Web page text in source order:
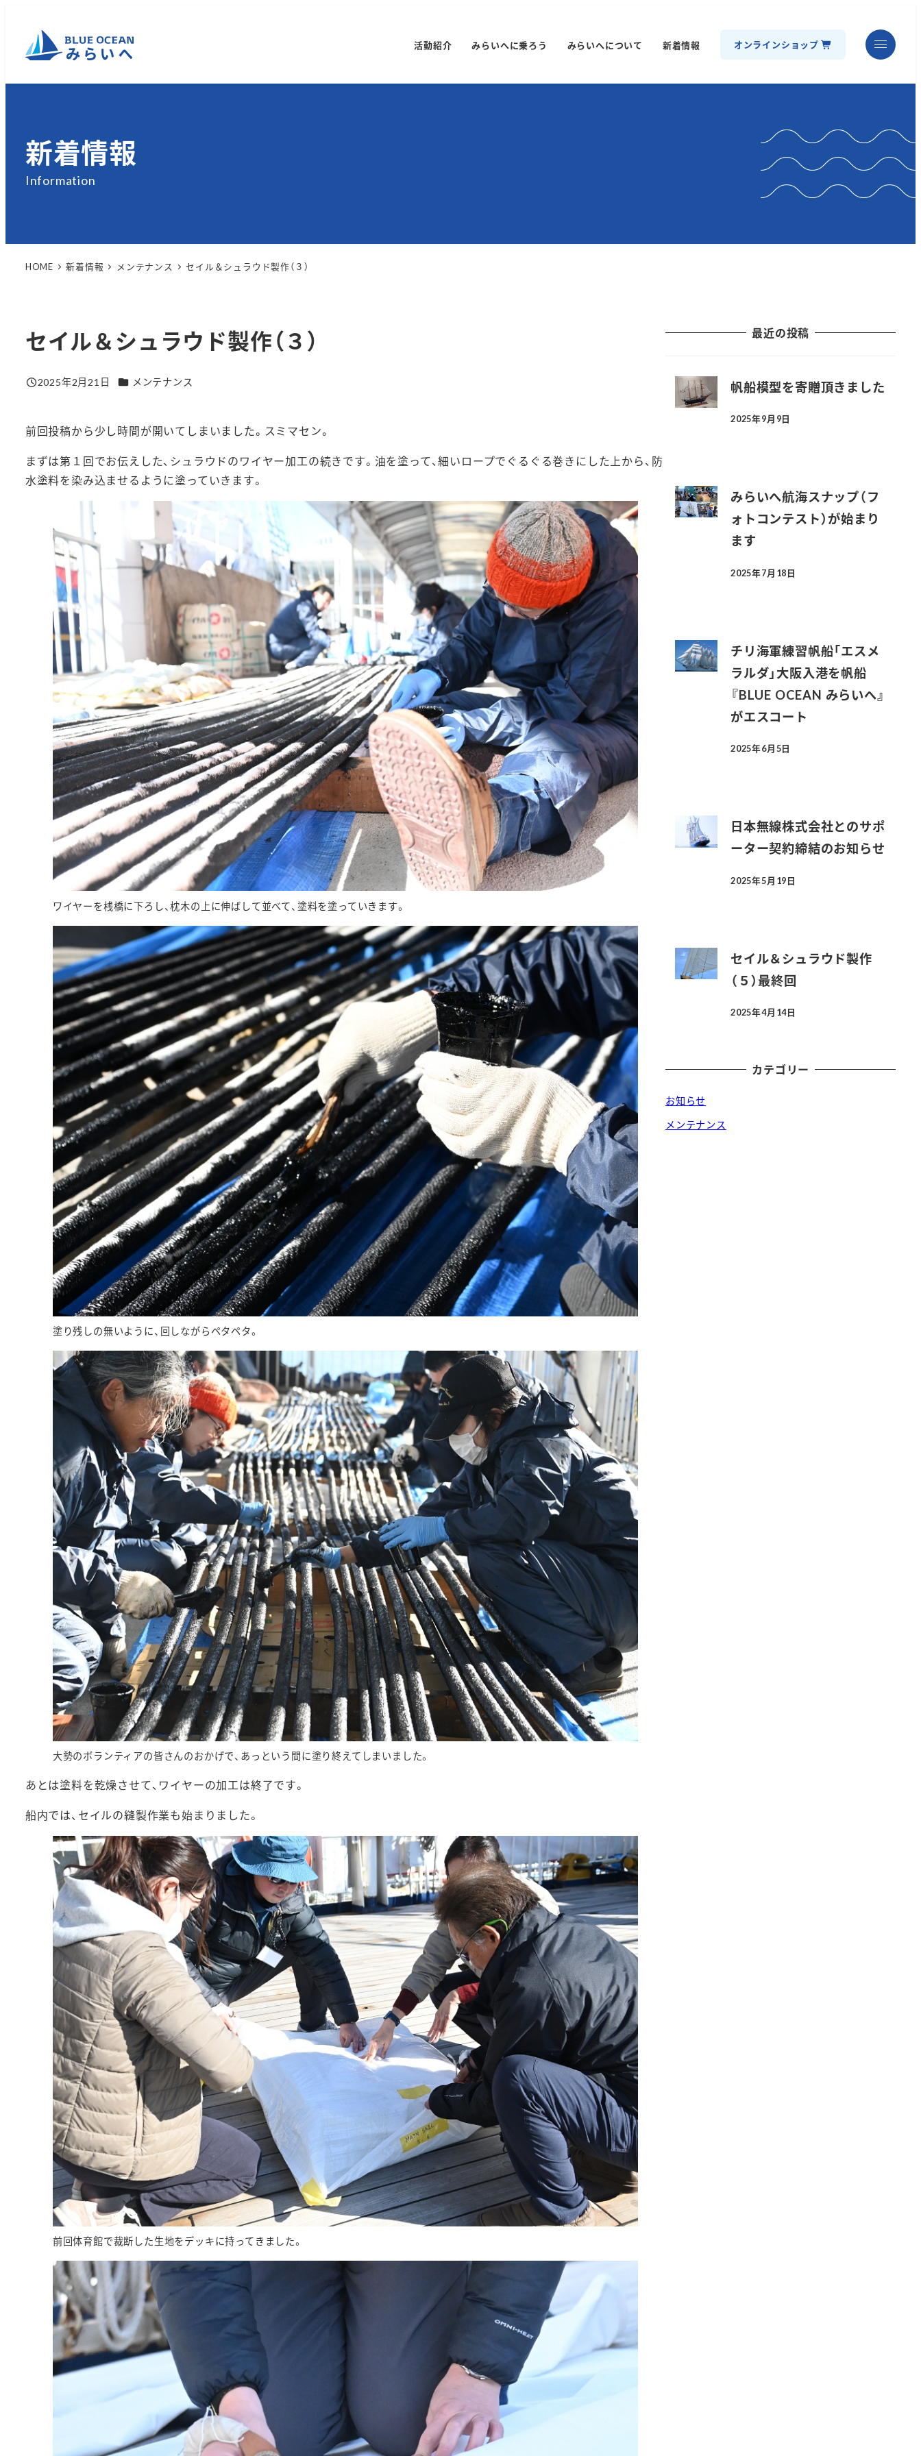
活動紹介 みらいへに乗ろう みらいへについて 新着情報 オンラインショップ
新着情報
Information
HOME 新着情報 メンテナンス セイル＆シュラウド製作（３）
セイル＆シュラウド製作（３）
投稿日
2025年2月21日 カテゴリー
メンテナンス
前回投稿から少し時間が開いてしまいました。スミマセン。
まずは第１回でお伝えした、シュラウドのワイヤー加工の続きです。油を塗って、細いロープでぐるぐる巻きにした上から、防
水塗料を染み込ませるように塗っていきます。
ワイヤーを桟橋に下ろし、枕木の上に伸ばして並べて、塗料を塗っていきます。
塗り残しの無いように、回しながらペタペタ。
大勢のボランティアの皆さんのおかげで、あっという間に塗り終えてしまいました。
あとは塗料を乾燥させて、ワイヤーの加工は終了です。
船内では、セイルの縫製作業も始まりました。
前回体育館で裁断した生地をデッキに持ってきました。
最近の投稿
帆船模型を寄贈頂きました
投稿日
2025年9月9日
みらいへ航海スナップ（フ
ォトコンテスト）が始まり
ます
投稿日
2025年7月18日
チリ海軍練習帆船「エスメ
ラルダ」大阪入港を帆船
『BLUE OCEAN みらいへ』
がエスコート
投稿日
2025年6月5日
日本無線株式会社とのサポ
ーター契約締結のお知らせ
投稿日
2025年5月19日
セイル＆シュラウド製作
（５）最終回
投稿日
2025年4月14日
カテゴリー
お知らせ
メンテナンス